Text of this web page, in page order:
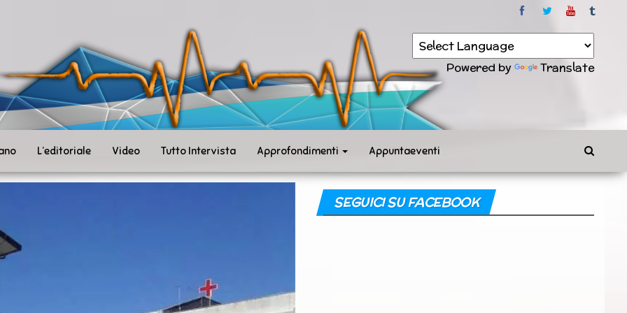
Powered by Translate
L’editoriale Video Tutto Intervista Approfondimenti Appuntaeventi
SEGUICI SU FACEBOOK